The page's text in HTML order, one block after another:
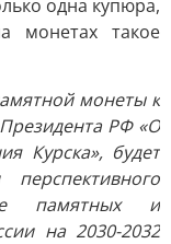
одна купюра,
монетах такое
монеты к
РФ «О
Курска», будет
памятных и
на 2030-2032